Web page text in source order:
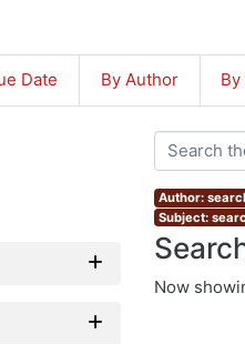
Date By Author
Author:
Subject:
Now